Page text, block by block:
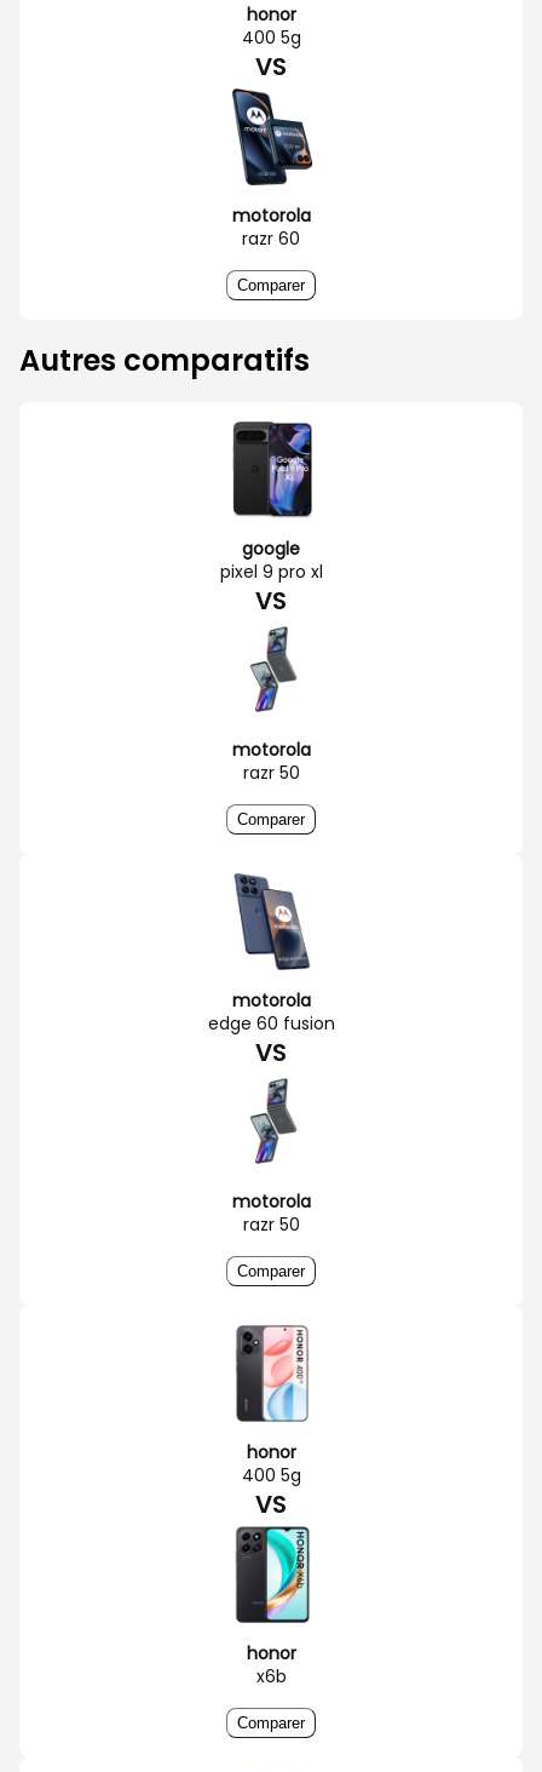
honor
400 5g
VS
motorola
razr 60
Comparer
Autres comparatifs
google
pixel 9 pro xl
VS
motorola
razr 50
Comparer
motorola
edge 60 fusion
VS
motorola
razr 50
Comparer
honor
400 5g
VS
honor
x6b
Comparer